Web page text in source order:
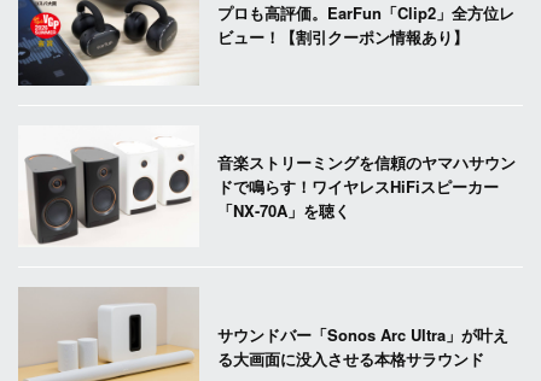
プロも高評価。EarFun「Clip2」全方位レ
ビュー！【割引クーポン情報あり】
音楽ストリーミングを信頼のヤマハサウン
ドで鳴らす！ワイヤレスHiFiスピーカー
「NX-70A」を聴く
サウンドバー「Sonos Arc Ultra」が叶え
る大画面に没入させる本格サラウンド